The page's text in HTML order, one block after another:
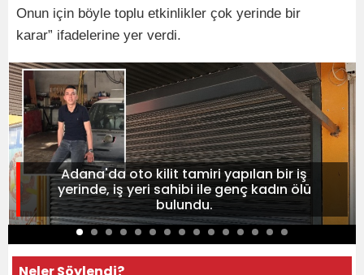
Onun için böyle toplu etkinlikler çok yerinde bir
karar” ifadelerine yer verdi.
Adana'da oto kilit tamiri yapılan bir iş
yerinde, iş yeri sahibi ile genç kadın ölü
bulundu.